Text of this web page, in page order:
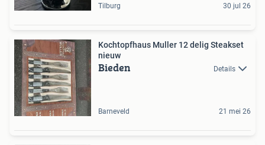
Tilburg 30 jul 26
Kochtopfhaus Muller 12 delig Steakset
nieuw
Bieden Details
Barneveld 21 mei 26